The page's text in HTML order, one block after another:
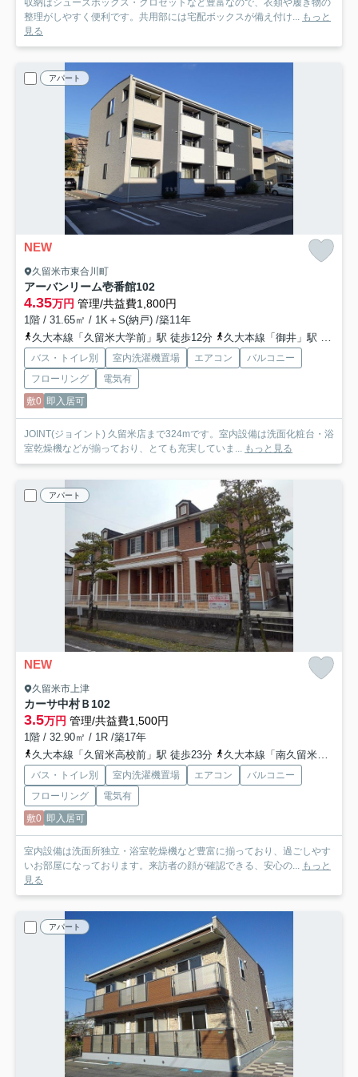
収納はシューズボックス・クロゼットなど豊富なので、衣類や履き物の
整理がしやすく便利です。共用部には宅配ボックスが備え付け... もっと
見る
アパート
NEW
久留米市東合川町
アーバンリーム壱番館102
4.35万円 管理/共益費1,800円
1階 / 31.65㎡ / 1K＋S(納戸) /築11年
久大本線「久留米大学前」駅 徒歩12分
久大本線「御井」駅 徒歩28分
バス・トイレ別 室内洗濯機置場 エアコン
バルコニー
フローリング
電気有
敷0 即入居可
JOINT(ジョイント) 久留米店まで324mです。室内設備は洗面化粧台・浴
室乾燥機などが揃っており、とても充実していま... もっと見る
アパート
NEW
久留米市上津
カーサ中村Ｂ102
3.5万円 管理/共益費1,500円
1階 / 32.90㎡ / 1R /築17年
久大本線「久留米高校前」駅 徒歩23分
久大本線「南久留米」駅 徒歩31分
バス・トイレ別 室内洗濯機置場 エアコン
バルコニー
フローリング
電気有
敷0 即入居可
室内設備は洗面所独立・浴室乾燥機など豊富に揃っており、過ごしやす
いお部屋になっております。来訪者の顔が確認できる、安心の... もっと
見る
アパート